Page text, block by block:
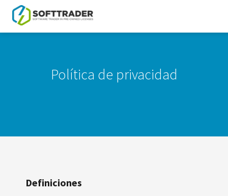
Política de privacidad
Definiciones